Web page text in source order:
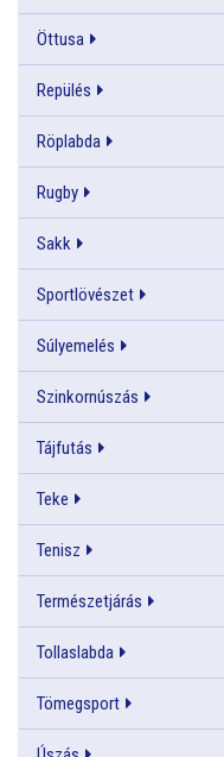
Öttusa
Repülés
Röplabda
Rugby
Sakk
Sportlövészet
Súlyemelés
Szinkornúszás
Tájfutás
Teke
Tenisz
Természetjárás
Tollaslabda
Tömegsport